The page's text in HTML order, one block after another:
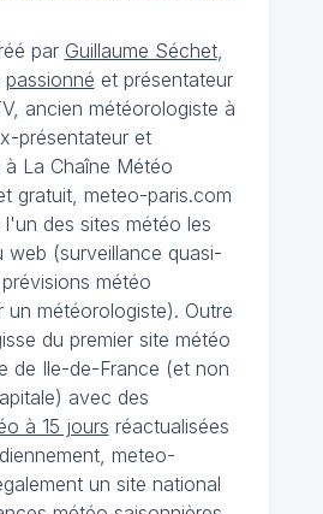
par Guillaume Séchet,
passionné et présentateur
ancien météorologiste à
présentateur et
La Chaîne Météo
gratuit, meteo-paris.com
des sites météo les
web (surveillance quasi-
météo
un météorologiste). Outre
du premier site météo
de Ile-de-France (et non
avec des
à 15 jours réactualisées
meteo-
un site national